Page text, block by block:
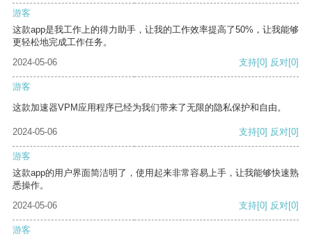
游客
这款app是我工作上的得力助手，让我的工作效率提高了50%，让我能够
更轻松地完成工作任务。
2024-05-06
支持[0] 反对[0]
游客
这款加速器VPM应用程序已经为我们带来了无限的隐私保护和自由。
2024-05-06 支持[0] 反对[0]
游客
这款app的用户界面简洁明了，使用起来非常容易上手，让我能够快速熟
悉操作。
2024-05-06
支持[0] 反对[0]
游客